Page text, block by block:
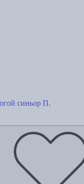
синьор П.